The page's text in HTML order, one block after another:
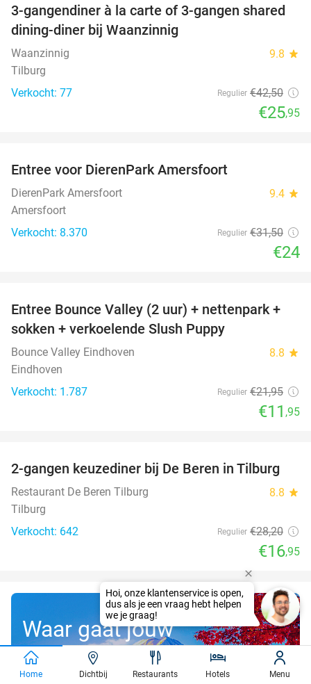
39%
3-gangendiner à la carte of 3-gangen shared
dining-diner bij Waanzinnig
Waanzinnig 9.8 star
Tilburg
Verkocht: 77
Regulier €42,50
€25,95
Entree voor DierenPark Amersfoort
DierenPark Amersfoort 9.4 star
Amersfoort
Verkocht: 8.370
Regulier €31,50
€24
46%
Entree Bounce Valley (2 uur) + nettenpark +
sokken + verkoelende Slush Puppy
Bounce Valley Eindhoven 8.8 star
Eindhoven
Verkocht: 1.787
Regulier €21,95
€11 ,95
40%
2-gangen keuzediner bij De Beren in Tilburg
Restaurant De Beren Tilburg 8.8 star
Tilburg
Verkocht: 642
Regulier €28,20
€16,95
Waar gaat jouw
gratis droomreis
Home Dichtbij Restaurants Hotels Menu